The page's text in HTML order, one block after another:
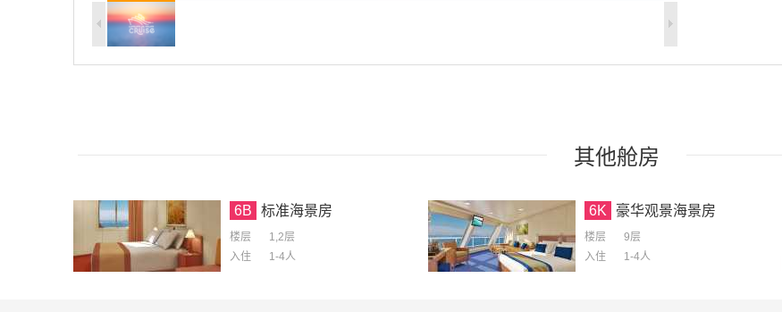
其他舱房
6B 标准海景房
楼层
1,2层
入住
1-4人
6K 豪华观景海景房
楼层
9层
入住
1-4人